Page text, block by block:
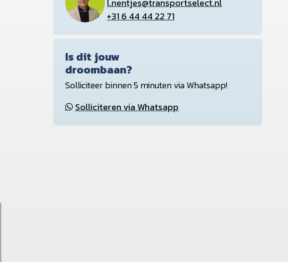
l.nentjes@transportselect.nl
+31 6 44 44 22 71
Is dit jouw
droombaan?
Solliciteer binnen 5 minuten via Whatsapp!
Solliciteren via Whatsapp